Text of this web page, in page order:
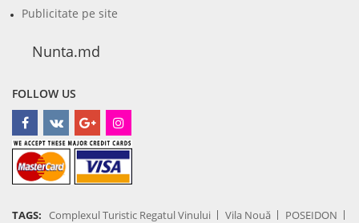
Publicitate pe site
Nunta.md
FOLLOW US
TAGS: Complexul Turistic Regatul Vinului Vila Nouă
POSEIDON